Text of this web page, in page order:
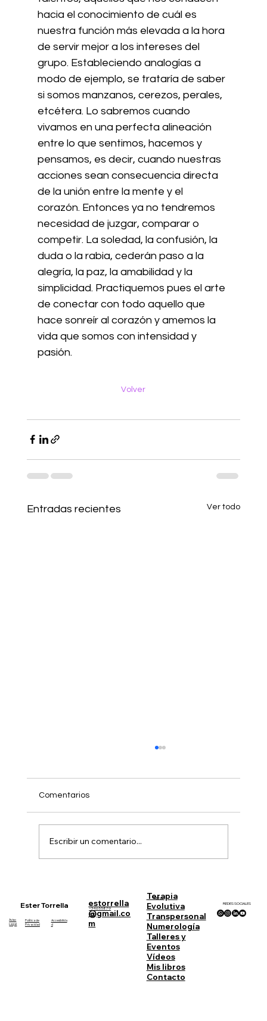
hacia el conocimiento de cuál es
nuestra función más elevada a la hora
de servir mejor a los intereses del
grupo. Estableciendo analogías a
modo de ejemplo, se trataría de saber
si somos manzanos, cerezos, perales,
etcétera. Lo sabremos cuando
vivamos en una perfecta alineación
entre lo que sentimos, hacemos y
pensamos, es decir, cuando nuestras
acciones sean consecuencia directa
de la unión entre la mente y el
corazón. Entonces ya no tendremos
necesidad de juzgar, comparar o
competir. La soledad, la confusión, la
duda o la rabia, cederán paso a la
alegría, la paz, la amabilidad y la
simplicidad. Practiquemos pues el arte
de conectar con todo aquello que
hace sonreír al corazón y amemos la
vida que somos con intensidad y
pasión.
Volver
Entradas recientes Ver todo
Comentarios
Escribir un comentario...
Ester Torrella
Aviso
Legal
Política de
Privacidad
Accesibilida
d
estorrella
@gmail.co
m
+34655879
833
MENU
Terapia
Evolutiva
Transpersonal
Numerología
Talleres y
Eventos
Vídeos
Mis libros
Contacto
REDES SOCIALES